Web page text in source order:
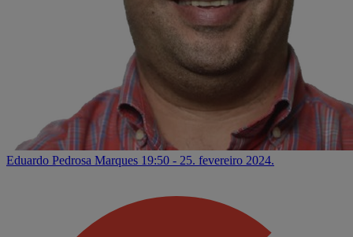
Eduardo Pedrosa Marques 19:50 - 25. fevereiro 2024.